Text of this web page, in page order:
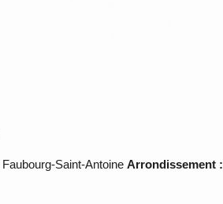
Faubourg-Saint-AntoineArrondissement :